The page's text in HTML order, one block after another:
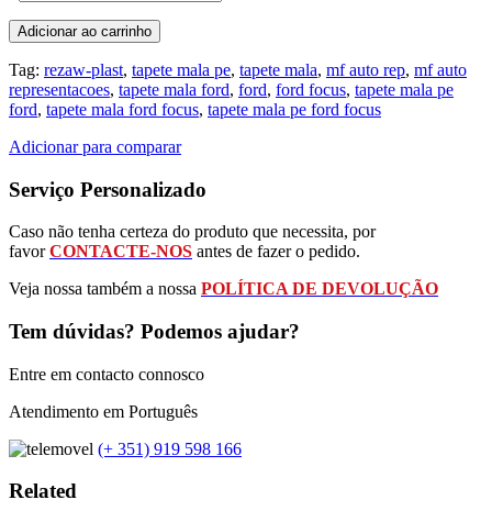
Adicionar ao carrinho
Tag: rezaw-plast, tapete mala pe, tapete mala, mf auto rep, mf auto
representacoes, tapete mala ford, ford, ford focus, tapete mala pe
ford, tapete mala ford focus, tapete mala pe ford focus
Adicionar para comparar
Serviço Personalizado
Caso não tenha certeza do produto que necessita, por
favorCONTACTE-NOS antes de fazer o pedido.
Veja nossa também a nossa POLÍTICA DE DEVOLUÇÃO
Tem dúvidas? Podemos ajudar?
Entre em contacto connosco
Atendimento em Português
(+ 351) 919 598 166
Related